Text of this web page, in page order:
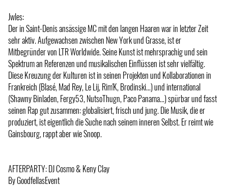
Jwles:
Der in Saint-Denis ansässige MC mit den langen Haaren war in letzter Zeit
sehr aktiv. Aufgewachsen zwischen New York und Grasse, ist er
Mitbegründer von LTR Worldwide. Seine Kunst ist mehrsprachig und sein
Spektrum an Referenzen und musikalischen Einflüssen ist sehr vielfältig.
Diese Kreuzung der Kulturen ist in seinen Projekten und Kollaborationen in
Frankreich (Blasé, Mad Rey, Le Lij, Rim'K, Brodinski...) und international
(Shawny Binladen, Fergy53, NutsoThugn, Paco Panama...) spürbar und fasst
seinen Rap gut zusammen: globalisiert, frisch und jung. Die Musik, die er
produziert, ist eigentlich die Suche nach seinem inneren Selbst. Er reimt wie
Gainsbourg, rappt aber wie Snoop.
AFTERPARTY: DJ Cosmo & Keny Clay
By GoodfellasEvent